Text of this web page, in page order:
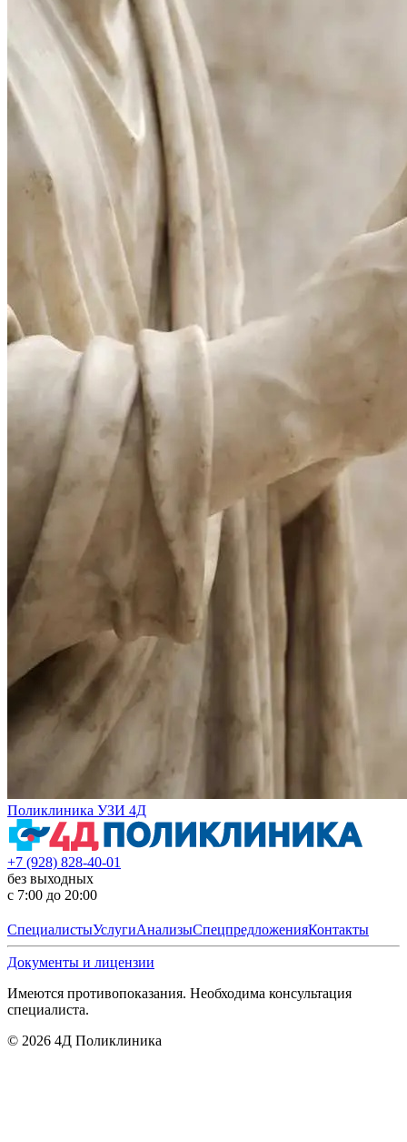
Поликлиника УЗИ 4Д
+7 (928) 828-40-01
без выходных
с 7:00 до 20:00
СпециалистыУслугиАнализыСпецпредложенияКонтакты
Документы и лицензии
Имеются противопоказания. Необходима консультация
специалиста.
© 2026 4Д Поликлиника